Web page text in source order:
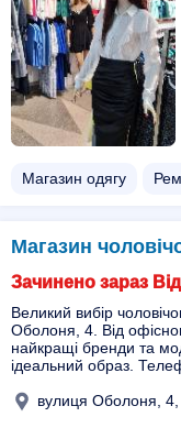
Магазин одягу
Магазин
Зачинено зараз
Великий вибір
Оболоня, 4. Від
найкращі бренди та
ідеальний образ.
вулиця Оболоня, 4,